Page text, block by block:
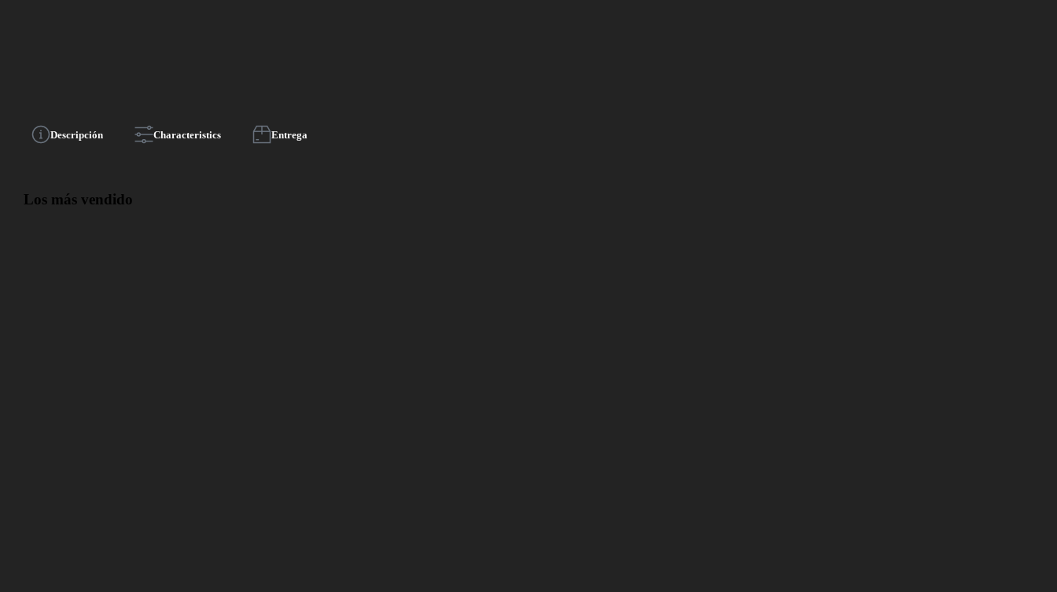
Descripción Characteristics Entrega
Los más vendido